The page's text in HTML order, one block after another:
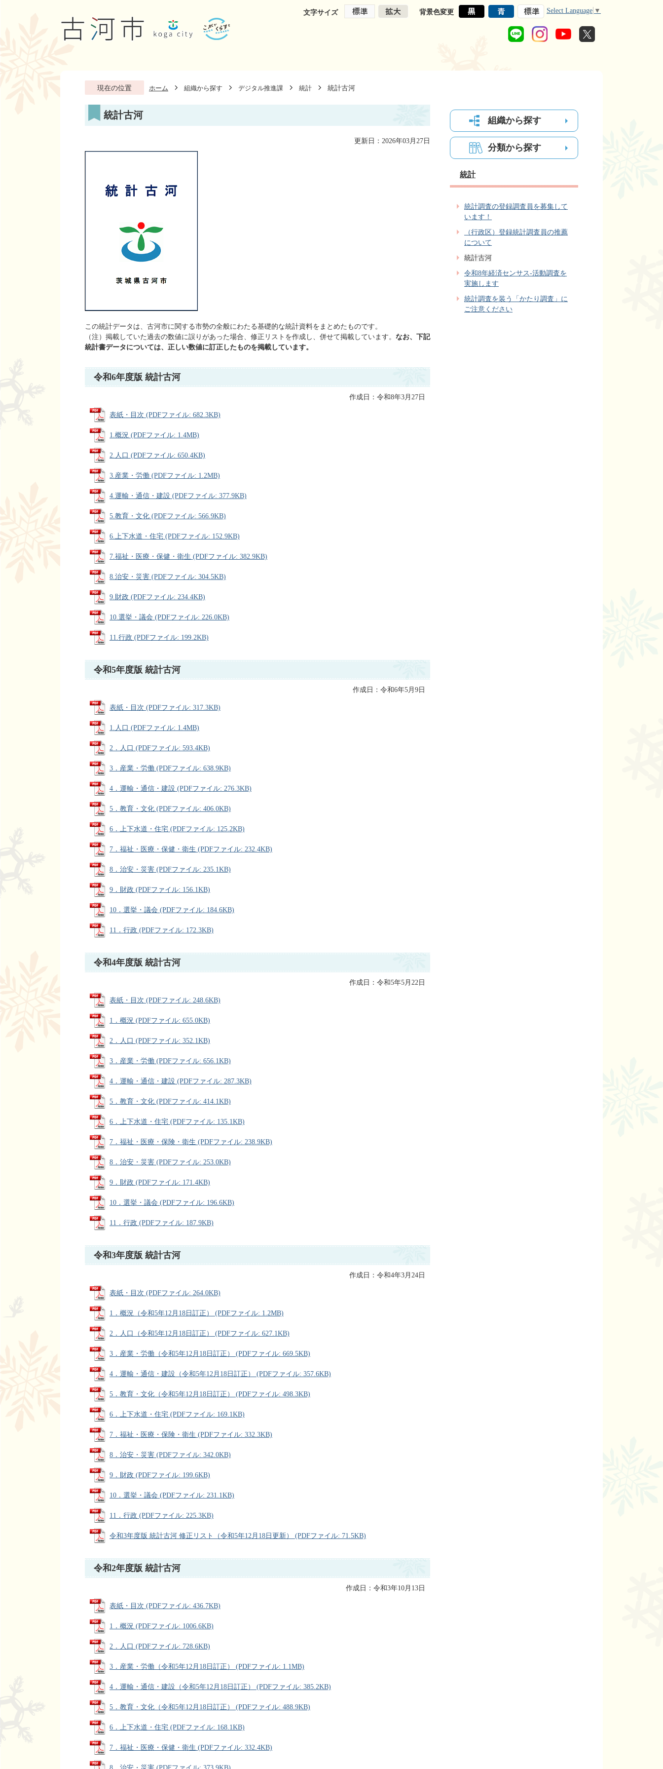
文字サイズ 背景色変更 Select Language ▼
現在の位置 ホーム 組織から探す デジタル推進課 統計 統計古河
統計古河
更新日：2026年03月27日
この統計データは、古河市に関する市勢の全般にわたる基礎的な統計資料をまとめたものです。
（注）掲載していた過去の数値に誤りがあった場合、修正リストを作成し、併せて掲載しています。 なお、下記
統計書データについては、正しい数値に訂正したものを掲載しています。
令和6年度版 統計古河
作成日：令和8年3月27日
表紙・目次 (PDFファイル: 682.3KB)
1.概況 (PDFファイル: 1.4MB)
2.人口 (PDFファイル: 650.4KB)
3.産業・労働 (PDFファイル: 1.2MB)
4.運輸・通信・建設 (PDFファイル: 377.9KB)
5.教育・文化 (PDFファイル: 566.9KB)
6.上下水道・住宅 (PDFファイル: 152.9KB)
7.福祉・医療・保健・衛生 (PDFファイル: 382.9KB)
8.治安・災害 (PDFファイル: 304.5KB)
9.財政 (PDFファイル: 234.4KB)
10.選挙・議会 (PDFファイル: 226.0KB)
11.行政 (PDFファイル: 199.2KB)
令和5年度版 統計古河
作成日：令和6年5月9日
表紙・目次 (PDFファイル: 317.3KB)
1.人口 (PDFファイル: 1.4MB)
2．人口 (PDFファイル: 593.4KB)
3．産業・労働 (PDFファイル: 638.9KB)
4．運輸・通信・建設 (PDFファイル: 276.3KB)
5．教育・文化 (PDFファイル: 406.0KB)
6．上下水道・住宅 (PDFファイル: 125.2KB)
7．福祉・医療・保健・衛生 (PDFファイル: 232.4KB)
8．治安・災害 (PDFファイル: 235.1KB)
9．財政 (PDFファイル: 156.1KB)
10．選挙・議会 (PDFファイル: 184.6KB)
11．行政 (PDFファイル: 172.3KB)
令和4年度版 統計古河
作成日：令和5年5月22日
表紙・目次 (PDFファイル: 248.6KB)
1．概況 (PDFファイル: 655.0KB)
2．人口 (PDFファイル: 352.1KB)
3．産業・労働 (PDFファイル: 656.1KB)
4．運輸・通信・建設 (PDFファイル: 287.3KB)
5．教育・文化 (PDFファイル: 414.1KB)
6．上下水道・住宅 (PDFファイル: 135.1KB)
7．福祉・医療・保険・衛生 (PDFファイル: 238.9KB)
8．治安・災害 (PDFファイル: 253.0KB)
9．財政 (PDFファイル: 171.4KB)
10．選挙・議会 (PDFファイル: 196.6KB)
11．行政 (PDFファイル: 187.9KB)
令和3年度版 統計古河
作成日：令和4年3月24日
表紙・目次 (PDFファイル: 264.0KB)
1．概況（令和5年12月18日訂正） (PDFファイル: 1.2MB)
2．人口（令和5年12月18日訂正） (PDFファイル: 627.1KB)
3．産業・労働（令和5年12月18日訂正） (PDFファイル: 669.5KB)
4．運輸・通信・建設（令和5年12月18日訂正） (PDFファイル: 357.6KB)
5．教育・文化（令和5年12月18日訂正） (PDFファイル: 498.3KB)
6．上下水道・住宅 (PDFファイル: 169.1KB)
7．福祉・医療・保険・衛生 (PDFファイル: 332.3KB)
8．治安・災害 (PDFファイル: 342.0KB)
9．財政 (PDFファイル: 199.6KB)
10．選挙・議会 (PDFファイル: 231.1KB)
11．行政 (PDFファイル: 225.3KB)
令和3年度版 統計古河 修正リスト（令和5年12月18日更新） (PDFファイル: 71.5KB)
令和2年度版 統計古河
作成日：令和3年10月13日
表紙・目次 (PDFファイル: 436.7KB)
1．概況 (PDFファイル: 1006.6KB)
2．人口 (PDFファイル: 728.6KB)
3．産業・労働（令和5年12月18日訂正） (PDFファイル: 1.1MB)
4．運輸・通信・建設（令和5年12月18日訂正） (PDFファイル: 385.2KB)
5．教育・文化（令和5年12月18日訂正） (PDFファイル: 488.9KB)
6．上下水道・住宅 (PDFファイル: 168.1KB)
7．福祉・医療・保健・衛生 (PDFファイル: 332.4KB)
組織から探す
分類から探す
統計
統計調査の登録調査員を募集して
います！
（行政区）登録統計調査員の推薦
について
統計古河
令和8年経済センサス-活動調査を
実施します
統計調査を装う「かたり調査」に
ご注意ください